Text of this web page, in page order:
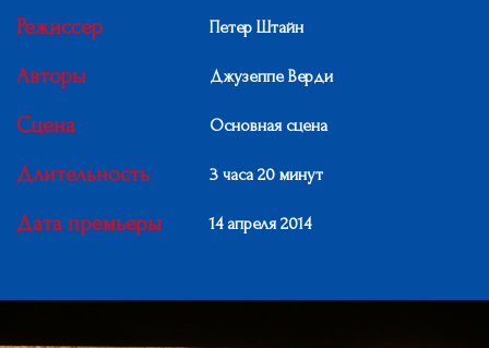
Режиссер Петер Штайн
Авторы Джузеппе Верди
Сцена Основная сцена
Длительность 3 часа 20 минут
Дата премьеры 14 апреля 2014